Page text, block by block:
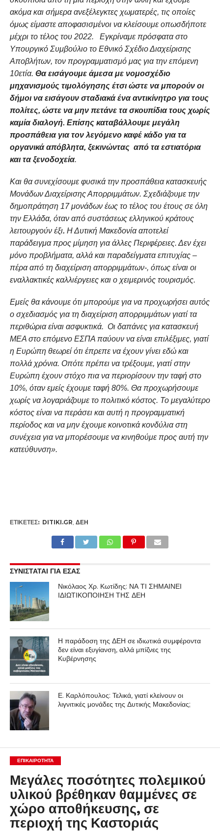
ακόμα και σήμερα ανεξέλεγκτες χωματερές, τις οποίες
όμως είμαστε αποφασισμένοι να κλείσουμε οπωσδήποτε
μέχρι το τέλος του 2022. Εγκρίναμε πρόσφατα στο
Υπουργικό Συμβούλιο το Εθνικό Σχέδιο Διαχείρισης
Αποβλήτων, τον προγραμματισμό μας για την επόμενη
10ετία. Θα εισάγουμε άμεσα με νομοσχέδιο
μηχανισμούς τιμολόγησης έτσι ώστε να μπορούν οι
δήμοι να εισάγουν σταδιακά ένα αντικίνητρο για τους
πολίτες, ώστε να μην πετάνε τα σκουπίδια τους χωρίς
καμία διαλογή. Επίσης καταβάλλουμε μεγάλη
προσπάθεια για τον λεγόμενο καφέ κάδο για τα
οργανικά απόβλητα, ξεκινώντας από τα εστιατόρια
και τα ξενοδοχεία.
Και θα συνεχίσουμε φυσικά την προσπάθεια κατασκευής
Μονάδων Διαχείρισης Απορριμμάτων. Σχεδιάζουμε την
δημοπράτηση 17μονάδων έως το τέλος του έτους σε όλη
την Ελλάδα, όταν από συστάσεως ελληνικού κράτους
λειτουργούν έξι. Η Δυτική Μακεδονία αποτελεί
παράδειγμα προς μίμηση για άλλες Περιφέρειες. Δεν έχει
μόνο προβλήματα, αλλά και παραδείγματα επιτυχίας –
πέρα από τη διαχείριση απορριμμάτων-, όπως είναι οι
εναλλακτικές καλλιέργειες και ο χειμερινός τουρισμός.
Εμείς θα κάνουμε ότι μπορούμε για να προχωρήσει αυτός
ο σχεδιασμός για τη διαχείριση απορριμμάτων γιατί τα
περιθώρια είναι ασφυκτικά. Οι δαπάνες για κατασκευή
ΜΕΑ στο επόμενο ΕΣΠΑ παύουν να είναι επιλέξιμες, γιατί
η Ευρώπη θεωρεί ότι έπρεπε να έχουν γίνει εδώ και
πολλά χρόνια. Οπότε πρέπει να τρέξουμε, γιατί στην
Ευρώπη έχουν στόχο πια να περιορίσουν την ταφή στο
10%, όταν εμείς έχουμε ταφή 80%. Θα προχωρήσουμε
χωρίς να λογαριάζουμε το πολιτικό κόστος. Το μεγαλύτερο
κόστος είναι να περάσει και αυτή η προγραμματική
περίοδος και να μην έχουμε κοινοτικά κονδύλια στη
συνέχεια για να μπορέσουμε να κινηθούμε προς αυτή την
κατεύθυνση».
ΕΤΙΚΕΤΕΣ: DITIKI.GR, ΔΕΗ
ΣΥΝΙΣΤΑΤΑΙ ΓΙΑ ΕΣΑΣ
Νικόλαος Χρ. Κωτίδης: ΝΑ ΤΙ ΣΗΜΑΙΝΕΙ
ΙΔΙΩΤΙΚΟΠΟΙΗΣΗ ΤΗΣ ΔΕΗ
Η παράδοση της ΔΕΗ σε ιδιωτικά συμφέροντα
δεν είναι εξυγίανση, αλλά μπίζνες της
Κυβέρνησης
Ε. Καρλόπουλος: Τελικά, γιατί κλείνουν οι
λιγνιτικές μονάδες της Δυτικής Μακεδονίας;
ΕΠΙΚΑΙΡΟΤΗΤΑ
Μεγάλες ποσότητες πολεμικού
υλικού βρέθηκαν θαμμένες σε
χώρο αποθήκευσης, σε
περιοχή της Καστοριάς